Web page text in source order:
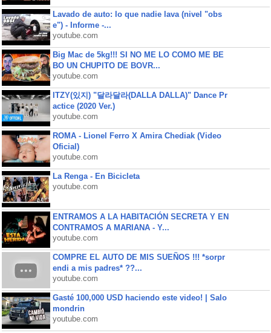
Lavado de auto: lo que nadie lava (nivel "obs
e") - Informe -...
youtube.com
Big Mac de 5kg!!! SI NO ME LO COMO ME BE
BO UN CHUPITO DE BOVR...
youtube.com
ITZY(있지) "달라달라(DALLA DALLA)" Dance Pr
actice (2020 Ver.)
youtube.com
ROMA - Lionel Ferro X Amira Chediak (Video
Oficial)
youtube.com
La Renga - En Bicicleta
youtube.com
ENTRAMOS A LA HABITACIÓN SECRETA Y EN
CONTRAMOS A MARIANA - Y...
youtube.com
COMPRE EL AUTO DE MIS SUEÑOS !!! *sorpr
endi a mis padres* ??...
youtube.com
Gasté 100,000 USD haciendo este video! | Salo
mondrin
youtube.com